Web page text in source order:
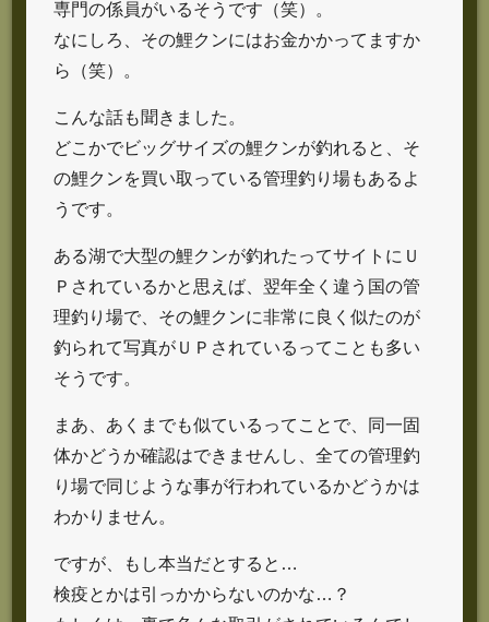
専門の係員がいるそうです（笑）。
なにしろ、その鯉クンにはお金かかってますか
ら（笑）。
こんな話も聞きました。
どこかでビッグサイズの鯉クンが釣れると、そ
の鯉クンを買い取っている管理釣り場もあるよ
うです。
ある湖で大型の鯉クンが釣れたってサイトにＵ
Ｐされているかと思えば、翌年全く違う国の管
理釣り場で、その鯉クンに非常に良く似たのが
釣られて写真がＵＰされているってことも多い
そうです。
まあ、あくまでも似ているってことで、同一固
体かどうか確認はできませんし、全ての管理釣
り場で同じような事が行われているかどうかは
わかりません。
ですが、もし本当だとすると…
検疫とかは引っかからないのかな…？